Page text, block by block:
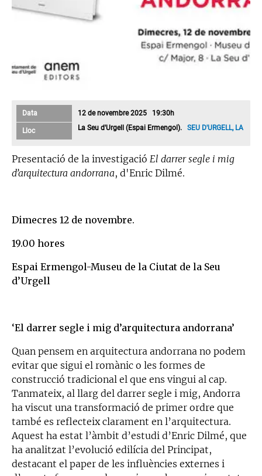
Data 12 de novembre 2025 19:30h
Lloc La Seu d'Urgell (Espai Ermengol).SEU D'URGELL, LA
Presentació de la investigació El darrer segle i mig
d’arquitectura andorrana, d'Enric Dilmé.
Dimecres 12 de novembre.
19.00 hores
Espai Ermengol-Museu de la Ciutat de la Seu
d’Urgell
‘El darrer segle i mig d’arquitectura andorrana’
Quan pensem en arquitectura andorrana no podem
evitar que sigui el romànic o les formes de
construcció tradicional el que ens vingui al cap.
Tanmateix, al llarg del darrer segle i mig, Andorra
ha viscut una transformació de primer ordre que
també es reflecteix clarament en l’arquitectura.
Aquest ha estat l’àmbit d’estudi d’Enric Dilmé, que
ha analitzat l’evolució edilícia del Principat,
destacant el paper de les influències externes i